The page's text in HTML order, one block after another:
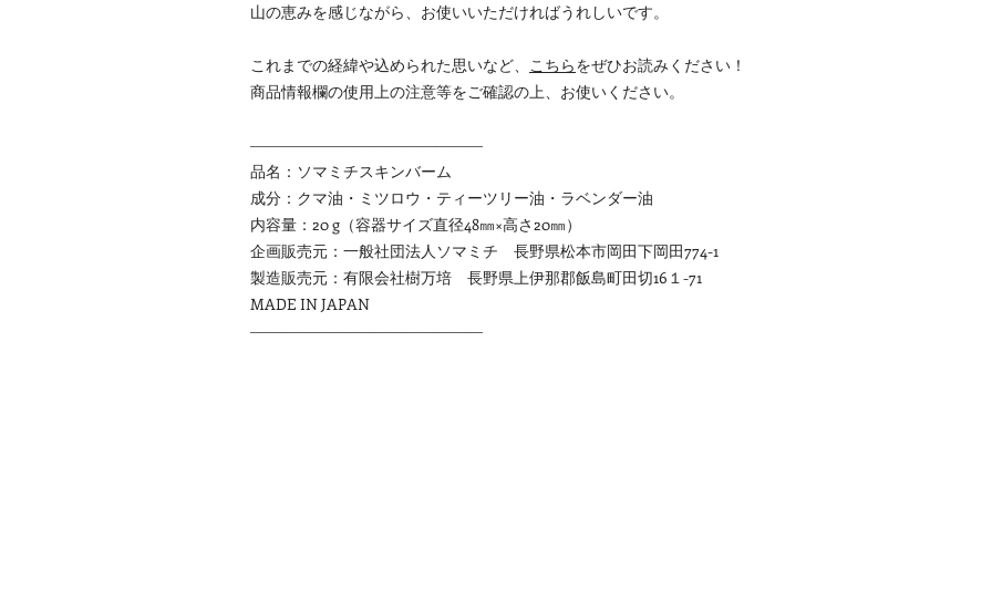
山の恵みを感じながら、お使いいただければうれしいです。
これまでの経緯や込められた思いなど、 こちらをぜひお読みください！
商品情報欄の使用上の注意等をご確認の上、お使いください。
―――――――――――――――
品名：ソマミチスキンバーム
成分：クマ油・ミツロウ・ティーツリー油・ラベンダー油
内容量：20 g（容器サイズ直径48㎜×高さ20㎜）
企画販売元：一般社団法人ソマミチ 長野県松本市岡田下岡田774-1
製造販売元：有限会社樹万培 長野県上伊那郡飯島町田切16１-71
MADE IN JAPAN
―――――――――――――――